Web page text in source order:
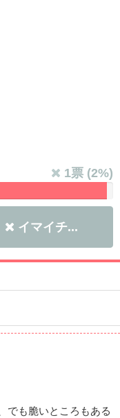
1票 (2%)
イマイチ...
でも脆いところもある